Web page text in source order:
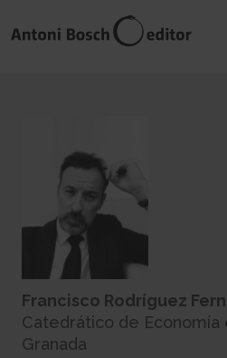
Francisco Rodríguez
Catedrático de Economía
Granada